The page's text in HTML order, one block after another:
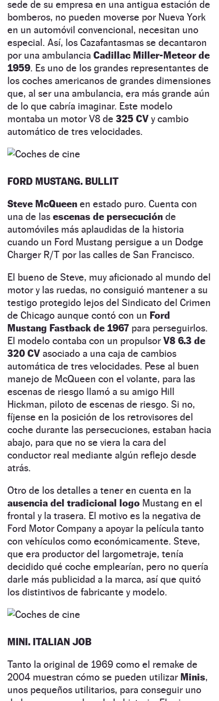
sede de su empresa en una antigua estación de
bomberos, no pueden moverse por Nueva York
en un automóvil convencional, necesitan uno
especial. Así, los Cazafantasmas se decantaron
por una ambulancia Cadillac Miller-Meteor de
1959. Es uno de los grandes representantes de
los coches americanos de grandes dimensiones
que, al ser una ambulancia, era más grande aún
de lo que cabría imaginar. Este modelo
montaba un motor V8 de 325 CV y cambio
automático de tres velocidades.
FORD MUSTANG. BULLIT
Steve McQueen en estado puro. Cuenta con
una de las escenas de persecución de
automóviles más aplaudidas de la historia
cuando un Ford Mustang persigue a un Dodge
Charger R/T por las calles de San Francisco.
El bueno de Steve, muy aficionado al mundo del
motor y las ruedas, no consiguió mantener a su
testigo protegido lejos del Sindicato del Crimen
de Chicago aunque contó con un Ford
Mustang Fastback de 1967 para perseguirlos.
El modelo contaba con un propulsor V8 6.3 de
320 CV asociado a una caja de cambios
automática de tres velocidades. Pese al buen
manejo de McQueen con el volante, para las
escenas de riesgo llamó a su amigo Hill
Hickman, piloto de escenas de riesgo. Si no,
fíjense en la posición de los retrovisores del
coche durante las persecuciones, estaban hacia
abajo, para que no se viera la cara del
conductor real mediante algún reflejo desde
atrás.
Otro de los detalles a tener en cuenta en la
ausencia del tradicional logo Mustang en el
frontal y la trasera. El motivo es la negativa de
Ford Motor Company a apoyar la película tanto
con vehículos como económicamente. Steve,
que era productor del largometraje, tenía
decidido qué coche emplearían, pero no quería
darle más publicidad a la marca, así que quitó
los distintivos de fabricante y modelo.
MINI. ITALIAN JOB
Tanto la original de 1969 como el remake de
2004 muestran cómo se pueden utilizar Minis,
unos pequeños utilitarios, para conseguir uno